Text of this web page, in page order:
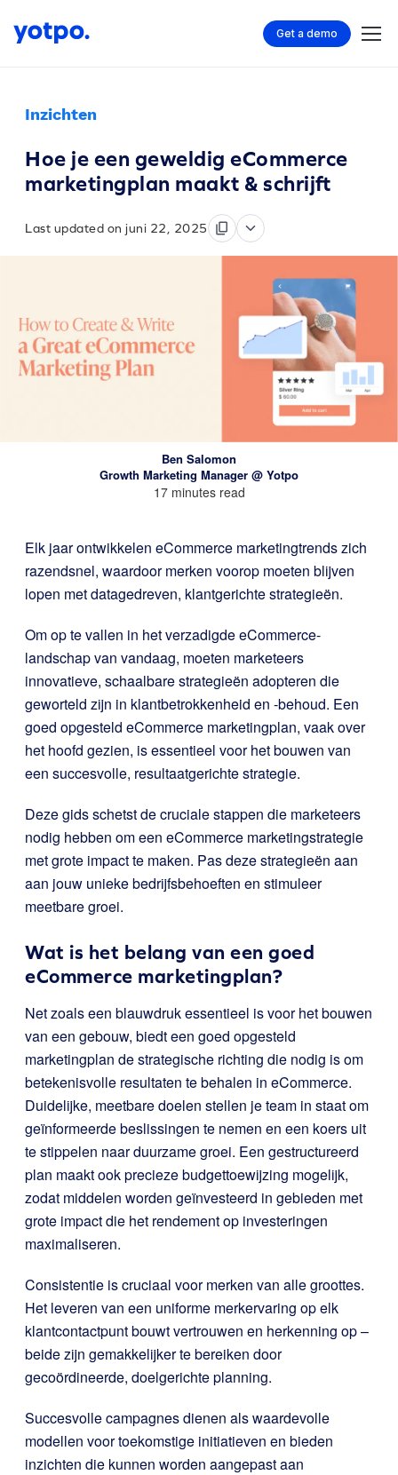
Get a demo
Inzichten
Hoe je een geweldig eCommerce
marketingplan maakt & schrijft
Last updated on juni 22, 2025
Ben Salomon
Growth Marketing Manager @ Yotpo
17 minutes read
Elk jaar ontwikkelen eCommerce marketingtrends zich
razendsnel, waardoor merken voorop moeten blijven
lopen met datagedreven, klantgerichte strategieën.
Om op te vallen in het verzadigde eCommerce-
landschap van vandaag, moeten marketeers
innovatieve, schaalbare strategieën adopteren die
geworteld zijn in klantbetrokkenheid en -behoud. Een
goed opgesteld eCommerce marketingplan, vaak over
het hoofd gezien, is essentieel voor het bouwen van
een succesvolle, resultaatgerichte strategie.
Deze gids schetst de cruciale stappen die marketeers
nodig hebben om een eCommerce marketingstrategie
met grote impact te maken. Pas deze strategieën aan
aan jouw unieke bedrijfsbehoeften en stimuleer
meetbare groei.
Wat is het belang van een goed
eCommerce marketingplan?
Net zoals een blauwdruk essentieel is voor het bouwen
van een gebouw, biedt een goed opgesteld
marketingplan de strategische richting die nodig is om
betekenisvolle resultaten te behalen in eCommerce.
Duidelijke, meetbare doelen stellen je team in staat om
geïnformeerde beslissingen te nemen en een koers uit
te stippelen naar duurzame groei. Een gestructureerd
plan maakt ook precieze budgettoewijzing mogelijk,
zodat middelen worden geïnvesteerd in gebieden met
grote impact die het rendement op investeringen
maximaliseren.
Consistentie is cruciaal voor merken van alle groottes.
Het leveren van een uniforme merkervaring op elk
klantcontactpunt bouwt vertrouwen en herkenning op –
beide zijn gemakkelijker te bereiken door
gecoördineerde, doelgerichte planning.
Succesvolle campagnes dienen als waardevolle
modellen voor toekomstige initiatieven en bieden
inzichten die kunnen worden aangepast aan